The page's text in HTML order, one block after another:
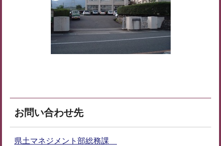
お問い合わせ先
県土マネジメント部総務課